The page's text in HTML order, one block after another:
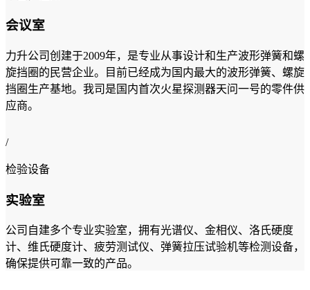
会议室
力升公司创建于2009年，是专业从事设计和生产波形弹簧和螺
旋挡圈的民营企业。目前已经成为国内最大的波形弹簧、螺旋
挡圈生产基地。我司是国内首次火星探测器天问一号的零件供
应商。
/
检验设备
实验室
公司自建多个专业实验室，拥有光谱仪、金相仪、洛氏硬度
计、维氏硬度计、疲劳测试仪、弹簧拉压试验机等检测设备，
确保提供可靠一致的产品。